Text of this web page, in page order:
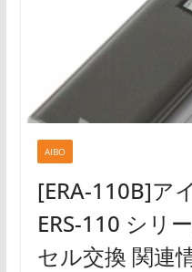
AIBO
[ERA-110B]ア
ERS-110 シリ
セル交換 関連